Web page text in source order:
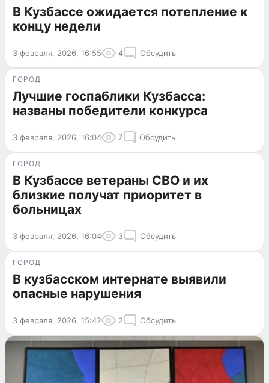
В Кузбассе ожидается потепление к
концу недели
3 февраля, 2026, 16:55 4 Обсудить
ГОРОД
Лучшие госпаблики Кузбасса:
названы победители конкурса
3 февраля, 2026, 16:04 7 Обсудить
ГОРОД
В Кузбассе ветераны СВО и их
близкие получат приоритет в
больницах
3 февраля, 2026, 16:04 3 Обсудить
ГОРОД
В кузбасском интернате выявили
опасные нарушения
3 февраля, 2026, 15:42 2 Обсудить